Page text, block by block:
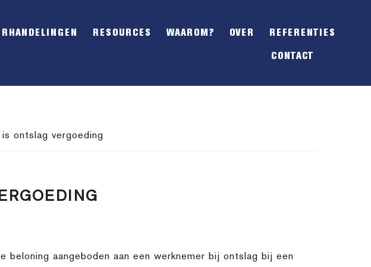
OFFSCREEN
RESOURCES WAAROM? OVER REFERENTIES
CONTACT
ontslag vergoeding
beloning aangeboden aan een werknemer bij ontslag bij een